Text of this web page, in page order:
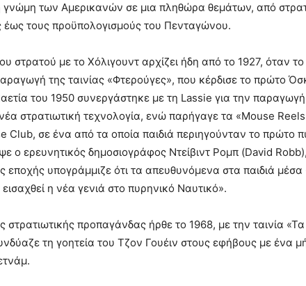
γνώμη των Αμερικανών σε μια πληθώρα θεμάτων, από
έως τους προϋπολογισμούς του Πενταγώνου.
στρατού με το Χόλιγουντ αρχίζει ήδη από το 1927, όταν
της ταινίας «Φτερούγες», που κέρδισε το πρώτο
του 1950 συνεργάστηκε με τη Lassie για την
στρατιωτική τεχνολογία, ενώ παρήγαγε τα «Mouse
Club, σε ένα από τα οποία παιδιά περιηγούνταν το πρώτο
ο ερευνητικός δημοσιογράφος Ντείβιντ Ρομπ (David
υπογράμμιζε ότι τα απευθυνόμενα στα παιδιά μέσα
η νέα γενιά στο πυρηνικό Ναυτικό».
προπαγάνδας ήρθε το 1968, με την ταινία
τη γοητεία του Τζον Γουέιν στους εφήβους με ένα